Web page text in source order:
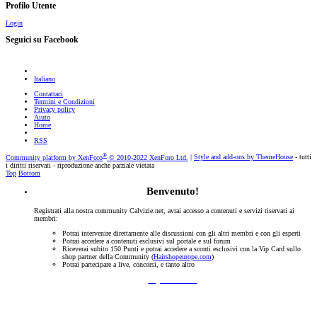
Profilo Utente
Login
Seguici su Facebook
Italiano
Contattaci
Termini e Condizioni
Privacy policy
Aiuto
Home
RSS
Community platform by XenForo® © 2010-2022 XenForo Ltd. Style and add-ons by ThemeHouse - tutti
i diritti riservati - riproduzione anche parziale vietata
Top Bottom
Benvenuto!
Registrati alla nostra community Calvizie.net, avrai accesso a contenuti e servizi riservati ai
membri:
Potrai intervenire direttamente alle discussioni con gli altri membri e con gli esperti
Potrai accedere a contenuti esclusivi sul portale e sul forum
Riceverai subito 150 Punti e potrai accedere a sconti esclusivi con la Vip Card sullo
shop partner della Community (Hairshopeurope.com)
Potrai partecipare a live, concorsi, e tanto altro